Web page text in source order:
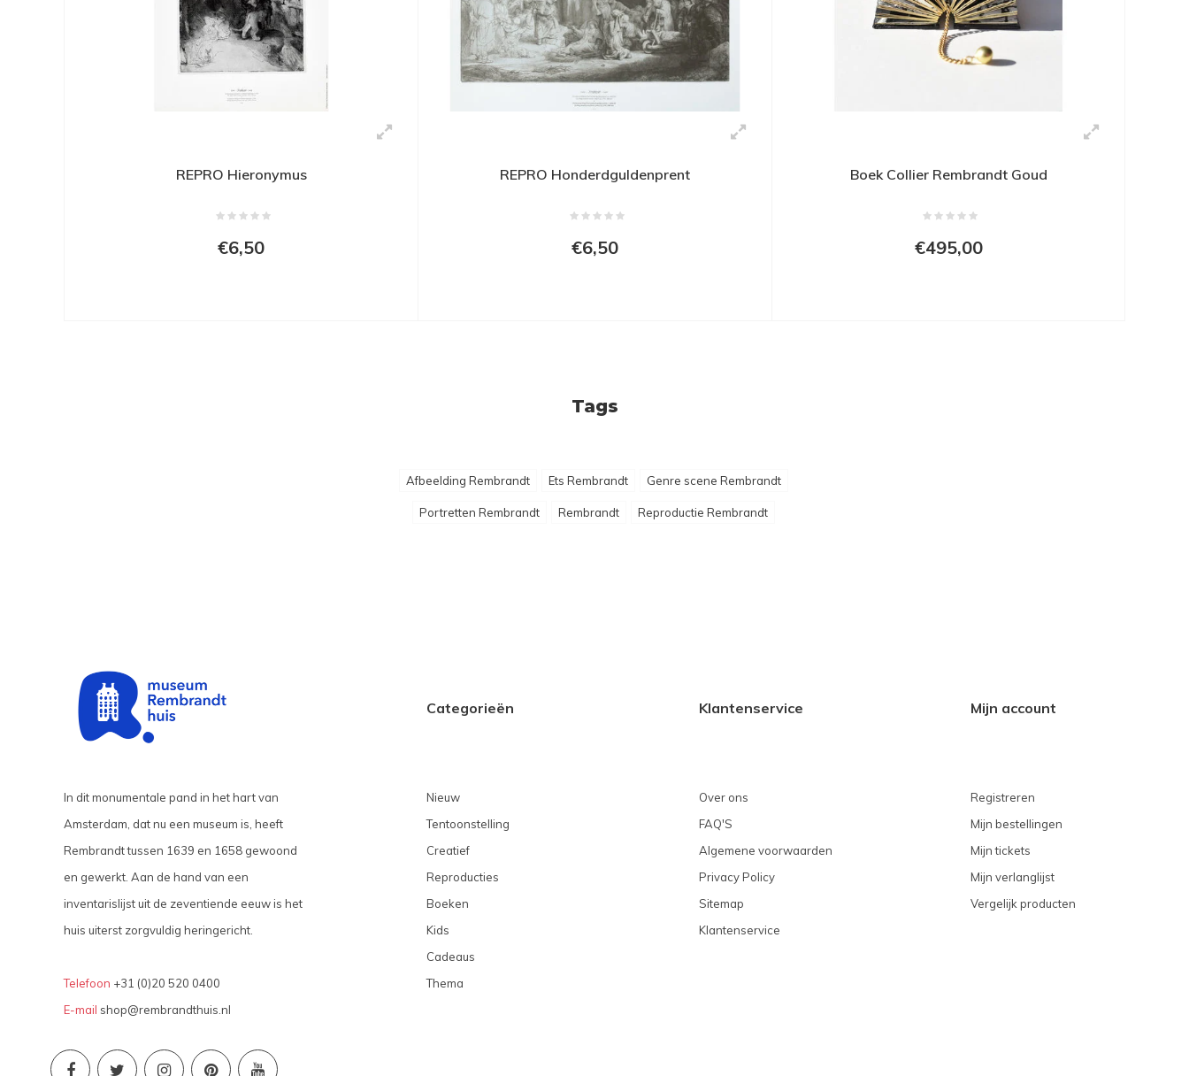
REPRO Hieronymus
€6,50
REPRO Honderdguldenprent
€6,50
Boek Collier Rembrandt Goud
€495,00
Tags
Afbeelding Rembrandt Ets Rembrandt Genre scene Rembrandt
Portretten Rembrandt Rembrandt Reproductie Rembrandt
In dit monumentale pand in het hart van
Amsterdam, dat nu een museum is, heeft
Rembrandt tussen 1639 en 1658 gewoond
en gewerkt. Aan de hand van een
inventarislijst uit de zeventiende eeuw is het
huis uiterst zorgvuldig heringericht.
Telefoon +31 (0)20 520 0400
E-mail shop@rembrandthuis.nl
Categorieën
Nieuw
Tentoonstelling
Creatief
Reproducties
Boeken
Kids
Cadeaus
Thema
Klantenservice
Over ons
FAQ'S
Algemene voorwaarden
Privacy Policy
Sitemap
Klantenservice
Mijn account
Registreren
Mijn bestellingen
Mijn tickets
Mijn verlanglijst
Vergelijk producten